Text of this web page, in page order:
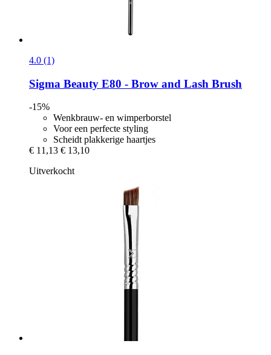
4.0 (1)
Sigma Beauty E80 -​ Brow and Lash Brush
-15%
Wenkbrauw- en wimperborstel
Voor een perfecte styling
Scheidt plakkerige haartjes
€ 11,13 € 13,10
Uitverkocht